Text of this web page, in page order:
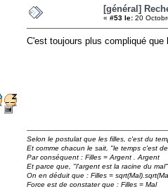
[général]
« #53 le: 20
C'est toujours plus compliqué
Selon le postulat que les filles, c'est du
Et comme chacun le sait, "le temps c'est
Par conséquent : Filles = Argent . Argent
Et parce que, "l'argent est la racine du
On en déduit que : Filles =
Force est de constater que : Filles = Mal